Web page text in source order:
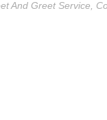
And Greet Service,